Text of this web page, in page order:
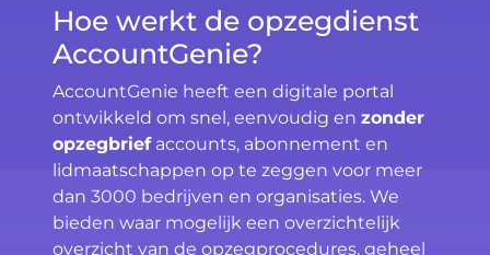
Hoe werkt de opzegdienst
AccountGenie?
AccountGenie heeft een digitale portal
ontwikkeld om snel, eenvoudig en zonder
opzegbriefaccounts, abonnement en
lidmaatschappen op te zeggen voor meer
dan 3000 bedrijven en organisaties. We
bieden waar mogelijk een overzichtelijk
overzicht van de opzegprocedures, geheel